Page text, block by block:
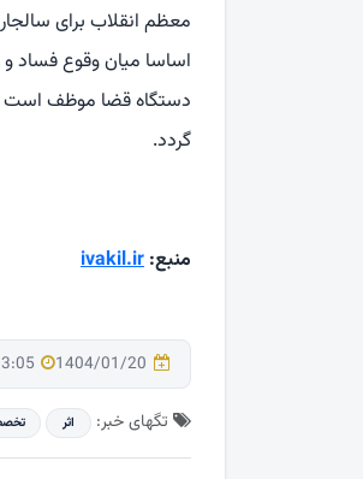
معظم انقلاب برای
اساسا میان وقوع فساد و
دستگاه قضا موظف است
گردد.
منبع: ivakil.ir
1404/01/20
تگهای خبر: اثر